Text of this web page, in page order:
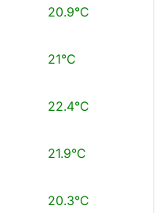
20.9°C
21°C
22.4°C
21.9°C
20.3°C